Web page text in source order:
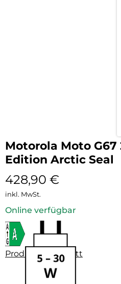
Motorola Moto G67
Edition Arctic Seal
428,90 €
inkl. MwSt.
Online verfügbar
Produktdatenblatt